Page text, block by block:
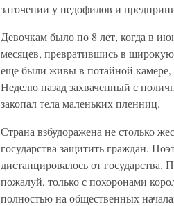
заточении у педофилов и
Девочкам было по 8 лет, когда в
месяцев, превратившись в
еще были живы в потайной камере,
Неделю назад захваченный с
закопал тела маленьких пленниц.
Страна взбудоражена не столько
государства защитить граждан.
дистанцировалось от
пожалуй, только с похоронами
полностью на общественных